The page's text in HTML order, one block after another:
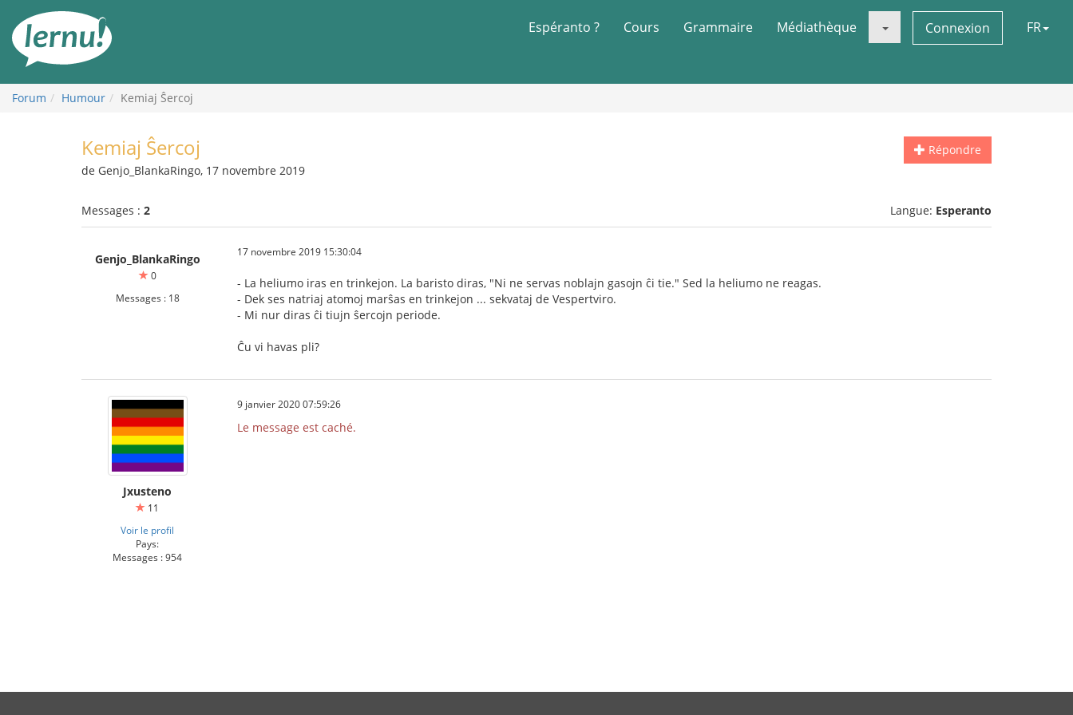
contenu
Espéranto ? Cours Grammaire Médiathèque Connexion FR
Forum Humour Kemiaj Ŝercoj
Répondre
Kemiaj Ŝercoj
de Genjo_BlankaRingo, 17 novembre 2019
Messages : 2 Langue: Esperanto
Genjo_BlankaRingo
0
Messages : 18
17 novembre 2019 15:30:04
- La heliumo iras en trinkejon. La baristo diras, "Ni ne servas noblajn gasojn ĉi tie." Sed la heliumo ne reagas.
- Dek ses natriaj atomoj marŝas en trinkejon ... sekvataj de Vespertviro.
- Mi nur diras ĉi tiujn ŝercojn periode.
Ĉu vi havas pli?
Jxusteno
11
Voir le profil
Pays:
Messages : 954
9 janvier 2020 07:59:26
Le message est caché.